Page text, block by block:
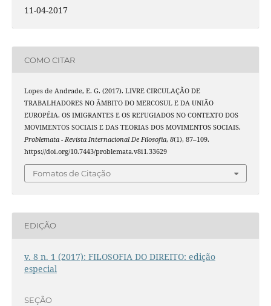
11-04-2017
COMO CITAR
Lopes de Andrade, E. G. (2017). LIVRE CIRCULAÇÃO DE
TRABALHADORES NO ÂMBITO DO MERCOSUL E DA UNIÃO
EUROPÉIA. OS IMIGRANTES E OS REFUGIADOS NO CONTEXTO DOS
MOVIMENTOS SOCIAIS E DAS TEORIAS DOS MOVIMENTOS SOCIAIS.
Problemata - Revista Internacional De Filosofia, 8(1), 87–109.
https://doi.org/10.7443/problemata.v8i1.33629
Fomatos de Citação
EDIÇÃO
v. 8 n. 1 (2017): FILOSOFIA DO DIREITO: edição
especial
SEÇÃO